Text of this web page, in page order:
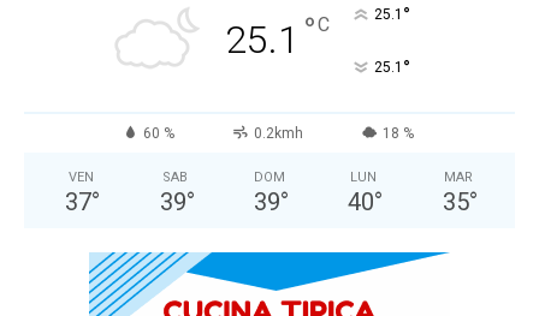
25.1 °C 25.1 °
25.1 °
60 % 0.2kmh 18 %
VEN
37°
SAB
39°
DOM
39°
LUN
40°
MAR
35°